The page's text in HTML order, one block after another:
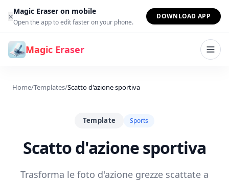
Vai al contenuto
×Magic Eraser on mobile
Open the app to edit faster on your phone.
DOWNLOAD APP
Magic Eraser
Home/Templates/Scatto d'azione sportiva
Template Sports
Scatto d'azione sportiva
Trasforma le foto d'azione grezze scattate a